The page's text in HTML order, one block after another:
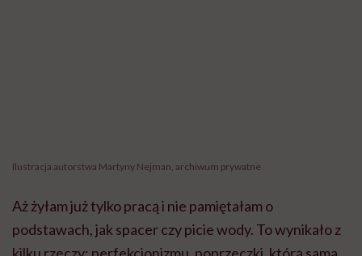
Ilustracja autorstwa Martyny Nejman, archiwum prywatne
Aż żyłam już tylko pracą i nie pamiętałam o
podstawach, jak spacer czy picie wody. To wynikało z
kilku rzeczy: perfekcjonizmu, poprzeczki, którą sama